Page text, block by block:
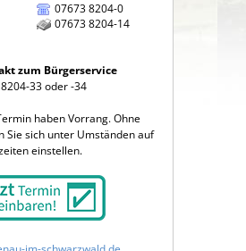
07673 8204-0
07673 8204-14
zum Bürgerservice
33 oder -34
haben Vorrang. Ohne
Sie sich unter Umständen auf
einstellen.